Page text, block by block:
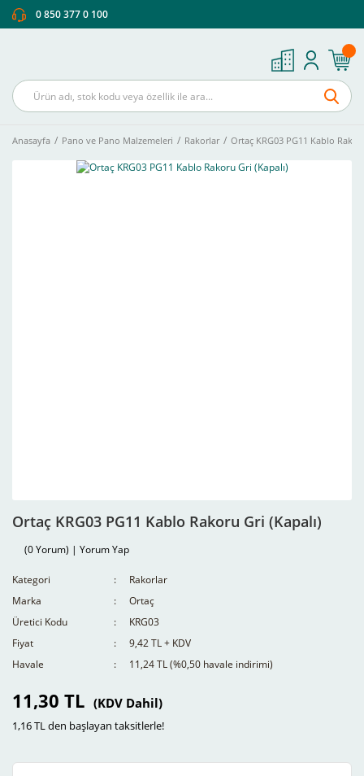
0 850 377 0 100
Anasayfa Pano ve Pano Malzemeleri Rakorlar Ortaç KRG03 PG11 Kablo
Ortaç KRG03 PG11 Kablo Rakoru Gri (Kapalı)
(0 Yorum) | Yorum Yap
Kategori
Rakorlar
Marka
Ortaç
Üretici Kodu
KRG03
Fiyat
9,42 TL + KDV
Havale
11,24 TL (%0,50 havale indirimi)
11,30 TL (KDV Dahil)
1,16 TL den başlayan taksitlerle!